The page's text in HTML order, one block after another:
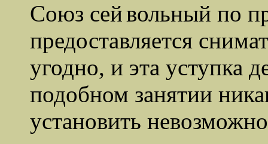
Союз сейвольный по
предоставляется
угодно, и эта уступка
подобном занятии
установить